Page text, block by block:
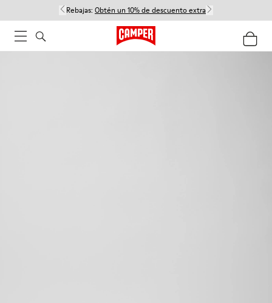
Rebajas: Obtén un 10% de descuento extra